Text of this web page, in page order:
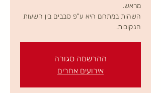
השהות במתחם היא ע"פ סבבים בין השעות
הנקובות.
ההרשמה סגורה
אירועים אחרים